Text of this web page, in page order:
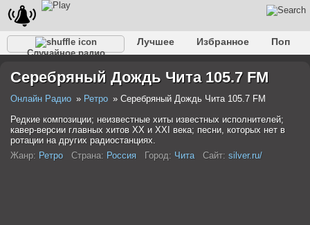
Случайное радио
Лучшее Избранное
Поп
Разговорное
Рэп Транс Дип-хаус
Фолк
Серебряный Дождь Чита 105.7 FM
Онлайн Радио Ретро
Серебряный Дождь Чита 105.7 FM
Редкие композиции; неизвестные хиты известных исполнителей;
кавер-версии главных хитов ХХ и ХХI века; песни, которых нет в
ротации на других радиостанциях.
Жанр: Ретро Страна: Россия Город: Чита Сайт: silver.ru/